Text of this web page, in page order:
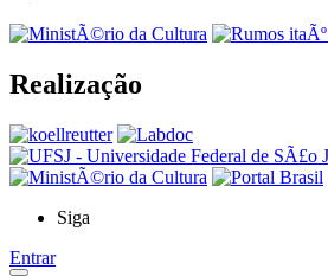
Realização
Siga
Entrar